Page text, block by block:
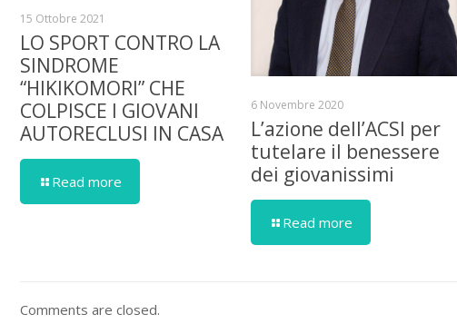
15 Ottobre 2021
LO SPORT CONTRO LA
SINDROME
“HIKIKOMORI” CHE
COLPISCE I GIOVANI
AUTORECLUSI IN CASA
Read more
6 Novembre 2020
L’azione dell’ACSI per
tutelare il benessere
dei giovanissimi
Read more
Comments are closed.